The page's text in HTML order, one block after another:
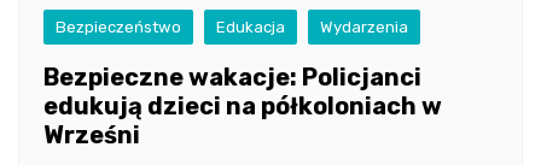
Bezpieczeństwo Edukacja Wydarzenia
Bezpieczne wakacje: Policjanci
edukują dzieci na półkoloniach w
Wrześni